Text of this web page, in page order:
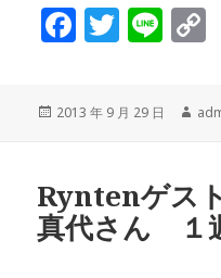
F
c
e
o
o
T
it
te
Li
n
投
2013 年 9 月 29 日
作
Ryntenゲス
真代さん １